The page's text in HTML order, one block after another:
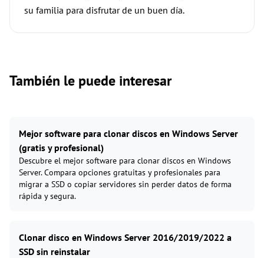
su familia para disfrutar de un buen día.
También le puede interesar
Mejor software para clonar discos en Windows Server
(gratis y profesional)
Descubre el mejor software para clonar discos en Windows
Server. Compara opciones gratuitas y profesionales para
migrar a SSD o copiar servidores sin perder datos de forma
rápida y segura.
Clonar disco en Windows Server 2016/2019/2022 a
SSD sin reinstalar